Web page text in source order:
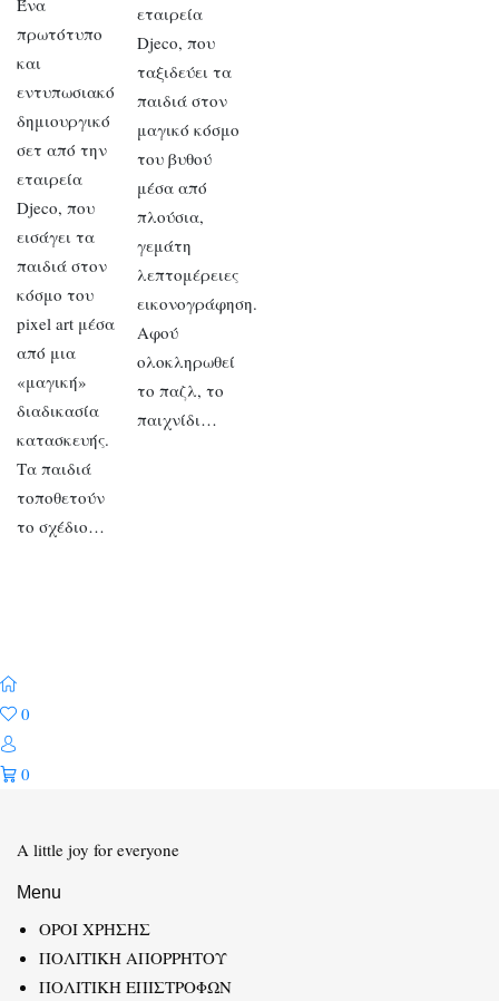
Ένα
πρωτότυπο
και
εντυπωσιακό
δημιουργικό
σετ από την
εταιρεία
Djeco, που
εισάγει τα
παιδιά στον
κόσμο του
pixel art μέσα
από μια
«μαγική»
διαδικασία
κατασκευής.
Τα παιδιά
τοποθετούν
το σχέδιο…
εταιρεία
Djeco, που
ταξιδεύει τα
παιδιά στον
μαγικό κόσμο
του βυθού
μέσα από
πλούσια,
γεμάτη
λεπτομέρειες
εικονογράφηση.
Αφού
ολοκληρωθεί
το παζλ, το
παιχνίδι…
0
0
A little joy for everyone
Menu
ΟΡΟΙ ΧΡΗΣΗΣ
ΠΟΛΙΤΙΚΗ ΑΠΟΡΡΗΤΟΥ
ΠΟΛΙΤΙΚΗ ΕΠΙΣΤΡΟΦΩΝ